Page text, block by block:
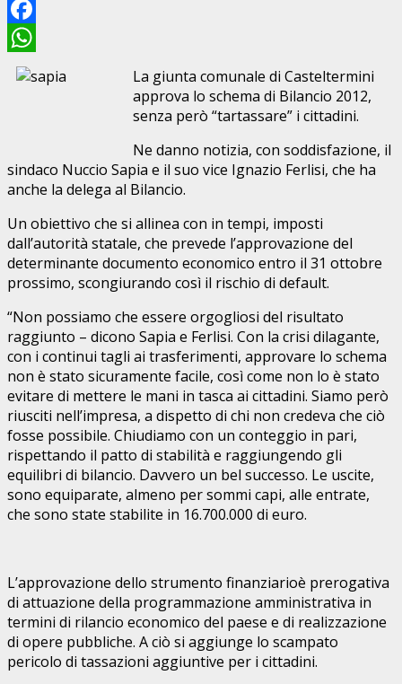
Facebook
WhatsApp
La giunta comunale di Casteltermini
approva lo schema di Bilancio 2012,
senza però “tartassare” i cittadini.
Ne danno notizia, con soddisfazione, il
sindaco Nuccio Sapia e il suo vice Ignazio Ferlisi, che ha
anche la delega al Bilancio.
Un obiettivo che si allinea con in tempi, imposti
dall’autorità statale, che prevede l’approvazione del
determinante documento economico entro il 31 ottobre
prossimo, scongiurando così il rischio di default.
“Non possiamo che essere orgogliosi del risultato
raggiunto – dicono Sapia e Ferlisi. Con la crisi dilagante,
con i continui tagli ai trasferimenti, approvare lo schema
non è stato sicuramente facile, così come non lo è stato
evitare di mettere le mani in tasca ai cittadini. Siamo però
riusciti nell’impresa, a dispetto di chi non credeva che ciò
fosse possibile. Chiudiamo con un conteggio in pari,
rispettando il patto di stabilità e raggiungendo gli
equilibri di bilancio. Davvero un bel successo. Le uscite,
sono equiparate, almeno per sommi capi, alle entrate,
che sono state stabilite in 16.700.000 di euro.
L’approvazione dello strumento finanziarioè prerogativa
di attuazione della programmazione amministrativa in
termini di rilancio economico del paese e di realizzazione
di opere pubbliche. A ciò si aggiunge lo scampato
pericolo di tassazioni aggiuntive per i cittadini.